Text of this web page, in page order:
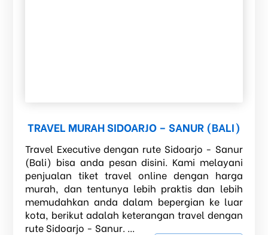
TRAVEL MURAH SIDOARJO – SANUR (BALI)
Travel Executive dengan rute Sidoarjo - Sanur
(Bali) bisa anda pesan disini. Kami melayani
penjualan tiket travel online dengan harga
murah, dan tentunya lebih praktis dan lebih
memudahkan anda dalam bepergian ke luar
kota, berikut adalah keterangan travel dengan
rute Sidoarjo - Sanur. ...